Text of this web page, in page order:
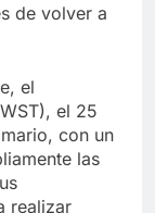
de volver a
el
el 25
con un
las
realizar